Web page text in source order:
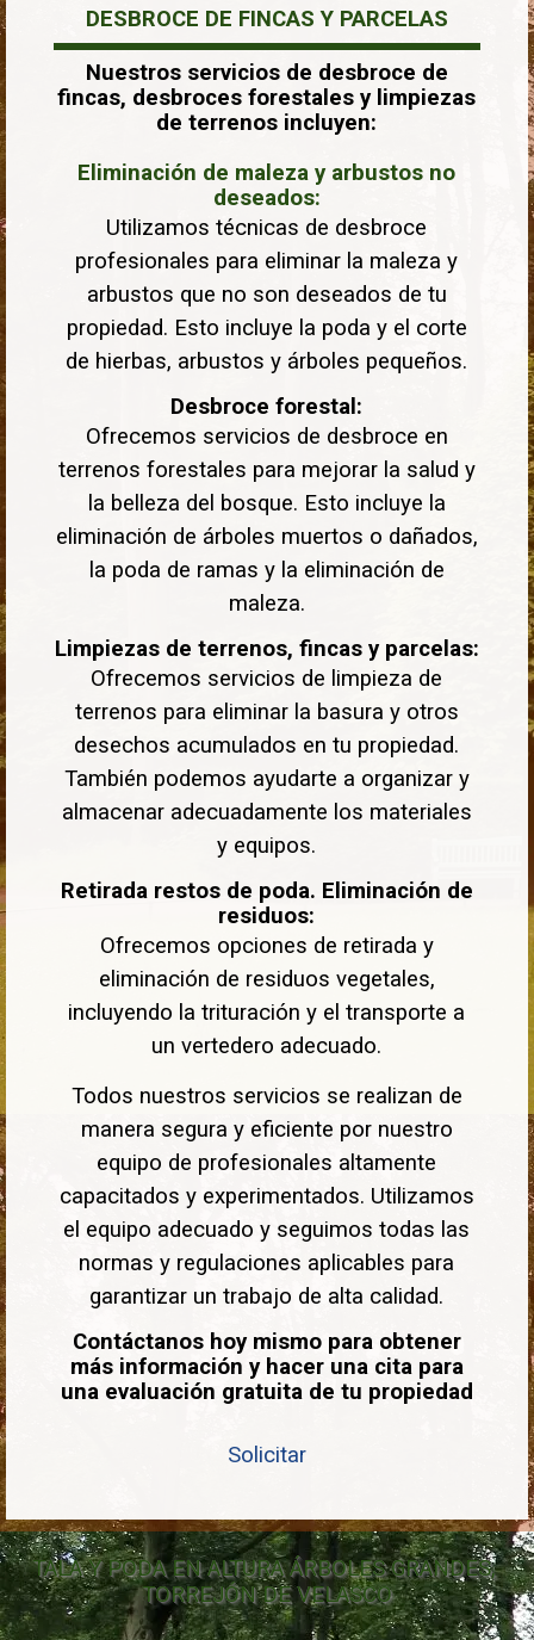
DESBROCE DE FINCAS Y PARCELAS
Nuestros servicios de desbroce de
fincas, desbroces forestales y limpiezas
de terrenos incluyen:
Eliminación de maleza y arbustos no
deseados:
Utilizamos técnicas de desbroce
profesionales para eliminar la maleza y
arbustos que no son deseados de tu
propiedad. Esto incluye la poda y el corte
de hierbas, arbustos y árboles pequeños.
Desbroce forestal:
Ofrecemos servicios de desbroce en
terrenos forestales para mejorar la salud y
la belleza del bosque. Esto incluye la
eliminación de árboles muertos o dañados,
la poda de ramas y la eliminación de
maleza.
Limpiezas de terrenos, fincas y parcelas:
Ofrecemos servicios de limpieza de
terrenos para eliminar la basura y otros
desechos acumulados en tu propiedad.
También podemos ayudarte a organizar y
almacenar adecuadamente los materiales
y equipos.
Retirada restos de poda. Eliminación de
residuos:
Ofrecemos opciones de retirada y
eliminación de residuos vegetales,
incluyendo la trituración y el transporte a
un vertedero adecuado.
Todos nuestros servicios se realizan de
manera segura y eficiente por nuestro
equipo de profesionales altamente
capacitados y experimentados. Utilizamos
el equipo adecuado y seguimos todas las
normas y regulaciones aplicables para
garantizar un trabajo de alta calidad.
Contáctanos hoy mismo para obtener
más información y hacer una cita para
una evaluación gratuita de tu propiedad
Solicitar
TALA Y PODA EN ALTURA ÁRBOLES GRANDES,
TORREJÓN DE VELASCO